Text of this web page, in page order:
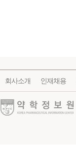
회사소개 인재채용
약학정보원